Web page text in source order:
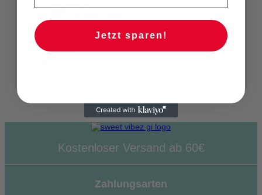
Popcorn M&M’s
8,90€
Kostenloser Versand ab 60€
Zahlungsarten
Jetzt sparen!